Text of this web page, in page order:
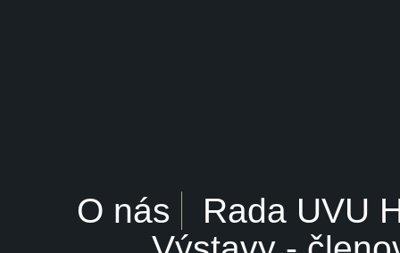
O nás
Rada UVU